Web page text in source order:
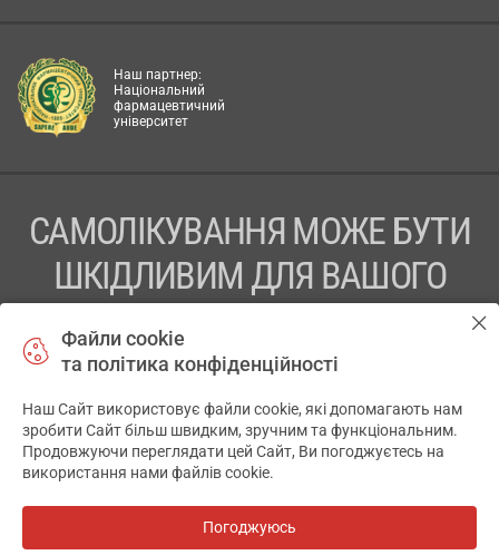
Наш партнер:
Національний
фармацевтичний
університет
САМОЛІКУВАННЯ МОЖЕ БУТИ
ШКІДЛИВИМ ДЛЯ ВАШОГО
ПЕРЕД ЗАСТОСУВАННЯМ ПРЕПАРАТУ ПРОКОНСУЛЬТУЙТЕСЬ
ТОВ «АПТЕКА 911.ЮА» Код ЄДРПОУ 43631965.
Відмова від відповідальності
© 2014-2026. Медична інформаційна система АПТЕКА911.ЮА
Файли cookie
та політика конфіденційності
Наш Сайт використовує файли cookie, які допомагають нам
зробити Сайт більш швидким, зручним та функціональним.
Продовжуючи переглядати цей Сайт, Ви погоджуєтесь на
використання нами файлів cookie.
Погоджуюсь
✕